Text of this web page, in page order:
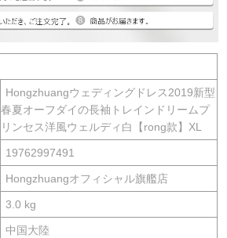
Hongzhuangウェディングドレス2019新型
春夏オーフダイの長袖トレインドリームプ
リンセス洋風ウェルディ白【rong款】XL
19762997491
Hongzhuangオフィシャル旗艦店
3.0 kg
中国大陸